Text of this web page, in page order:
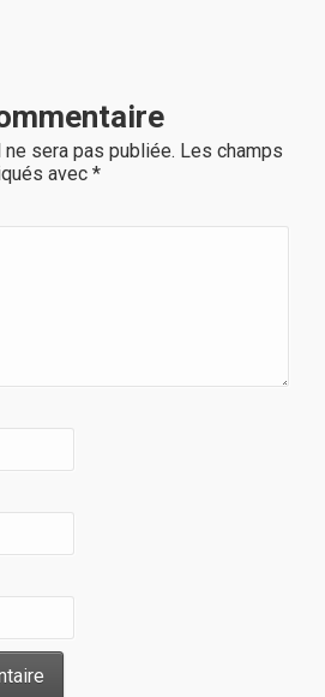
sera pas publiée. Les champs
avec *